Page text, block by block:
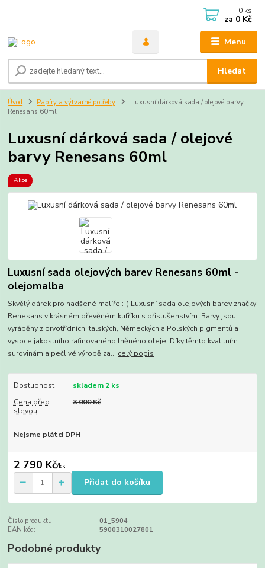
Menu
Hledat
0 ks
za 0 Kč
Úvod Papíry a výtvarné potřeby
Luxusní dárková sada / olejové barvy
Renesans 60ml
Luxusní dárková sada / olejové
barvy Renesans 60ml
Akce
Luxusní sada olejových barev Renesans 60ml -
olejomalba
Skvělý dárek pro nadšené malíře :-) Luxusní sada olejových barev značky
Renesans v krásném dřevěném kufříku s přislušenstvím. Barvy jsou
vyráběny z prvotřídních Italských, Německých a Polských pigmentů a
vysoce jakostního rafinovaného lněného oleje. Díky těmto kvalitním
surovinám a pečlivé výrobě za... celý popis
Dostupnost
skladem 2 ks
Cena před
slevou
3 000 Kč
Nejsme plátci DPH
2 790 Kč/ks
Přidat do košíku
Číslo produktu:
01_5904
EAN kód:
5900310027801
Podobné produkty